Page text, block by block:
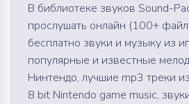
В библиотеке звуков Sound-
прослушать онлайн (100+
бесплатно звуки и музыку из
популярные и известные
Нинтендо, лучшие mp3 треки
8 bit Nintendo game music,